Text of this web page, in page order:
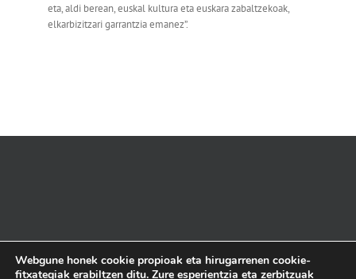
eta, aldi berean, euskal kultura eta euskara zabaltzekoak,
elkarbizitzari garrantzia emanez”.
Webgune honek cookie propioak eta hirugarrenen cookie-
fitxategiak erabiltzen ditu. Zure esperientzia eta zerbitzuak